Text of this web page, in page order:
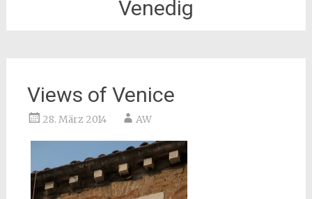
Venedig
Views of Venice
28. März 2014 AW